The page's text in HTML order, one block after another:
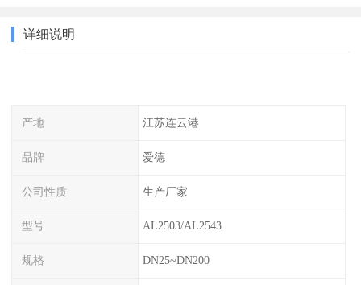
详细说明
产地 江苏连云港
品牌 爱德
公司性质 生产厂家
型号 AL2503/AL2543
规格 DN25~DN200